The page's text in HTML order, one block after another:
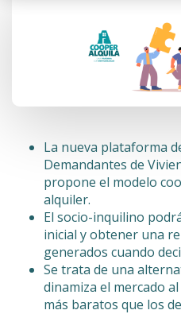
La nueva plataforma
Demandantes de
propone el modelo
alquiler.
El socio-inquilino
inicial y obtener una
generados cuando
Se trata de una
dinamiza el mercado
más baratos que los